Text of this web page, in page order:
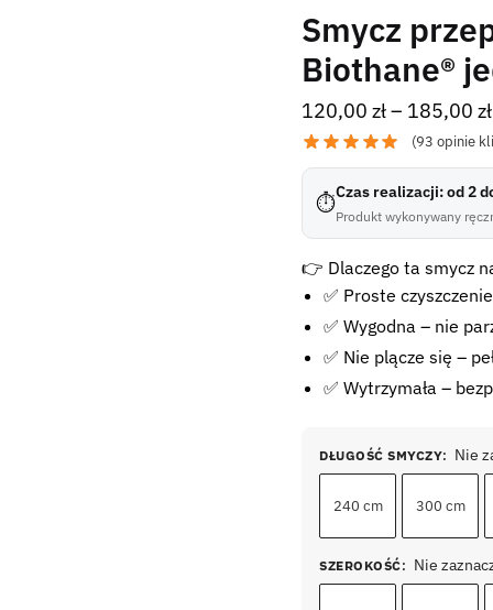
Smycz
Biothane®
120,00zł– 185,00zł
(93 opinie
⏱Czas realizacji: od 2
Produkt wykonywany
👉 Dlaczego ta smycz
✅ Proste
✅ Wygodna – nie
✅ Nie plącze się –
✅ Wytrzymała –
DŁUGOŚĆ SMYCZY: Nie
240 cm 300 cm
SZEROKOŚĆ: Nie